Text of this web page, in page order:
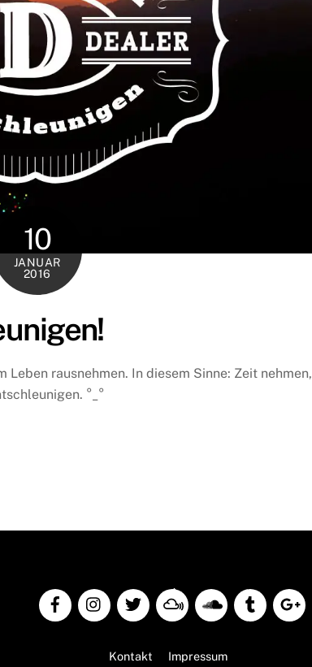
10
JANUAR
2016
rausnehmen. In diesem Sinne: Zeit nehmen,
°_°
Back
To
Kontakt
Impressum